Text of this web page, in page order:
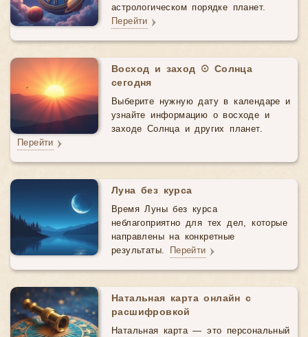
астрологическом порядке планет.
Перейти
Восход и заход ☉ Солнца
сегодня
Выберите нужную дату в календаре и
узнайте информацию о восходе и
заходе Солнца и других планет.
Перейти
Луна без курса
Время Луны без курса
неблагоприятно для тех дел, которые
направлены на конкретные
результаты. Перейти
Натальная карта онлайн с
расшифровкой
Натальная карта — это персональный